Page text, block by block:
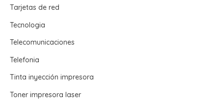
Tarjetas de red
Tecnologia
Telecomunicaciones
Telefonia
Tinta inyección impresora
Toner impresora laser